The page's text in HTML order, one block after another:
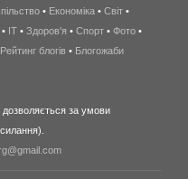
беспроводной
интернет
киев
wimax
в
• Економіка • Світ •
• IT • Здоров'я • Спорт • Фото •
Рейтинг блогів • Блогожаби
дозволяється за умови